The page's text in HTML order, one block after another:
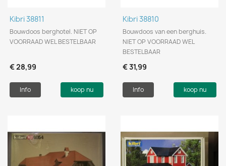
Kibri 38811
Bouwdoos berghotel. NIET OP
VOORRAAD WEL BESTELBAAR
€ 28,99
Info koop nu
Kibri 38810
Bouwdoos van een berghuis.
NIET OP VOORRAAD WEL
BESTELBAAR
€ 31,99
Info koop nu